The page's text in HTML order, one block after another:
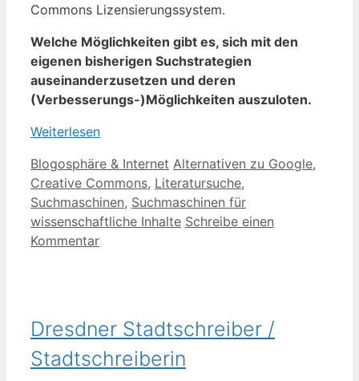
Commons Lizensierungssystem.
Welche Möglichkeiten gibt es, sich mit den
eigenen bisherigen Suchstrategien
auseinanderzusetzen und deren
(Verbesserungs-)Möglichkeiten auszuloten.
Weiterlesen
Kategorien
Blogosphäre & Internet Schlagwörter
Alternativen zu Google,
Creative Commons, Literatursuche,
Suchmaschinen, Suchmaschinen für
wissenschaftliche Inhalte Schreibe einen
Kommentar
Dresdner Stadtschreiber /
Stadtschreiberin